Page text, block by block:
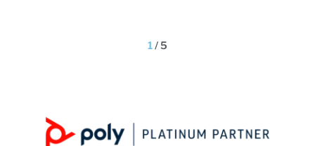
2 / 5